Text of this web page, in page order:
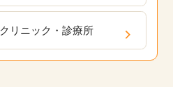
クリニック・診療所